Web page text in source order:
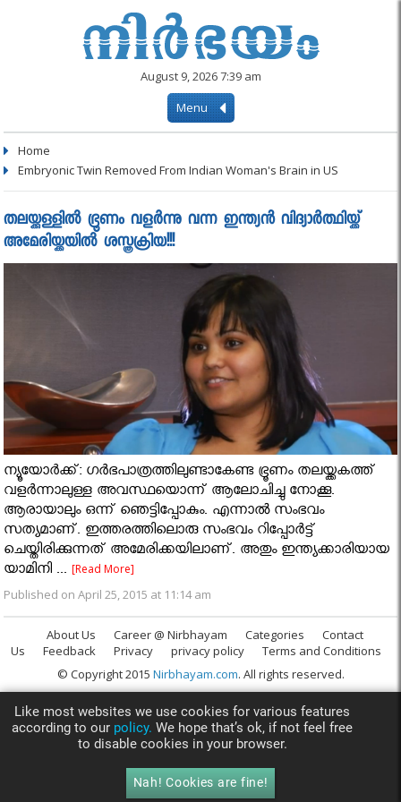
August 9, 2026 7:39 am
Menu
Home
Embryonic Twin Removed From Indian Woman's Brain in US
തലയ്ക്കുള്ളില്‍ ഭ്രൂണം വളർന്നു വന്ന ഇന്ത്യന്‍ വിദ്യാര്‍ത്ഥിയ്ക്ക്
അമേരിയ്ക്കയില്‍ ശസ്ത്രക്രിയ!!!
ന്യൂയോര്‍ക്ക്: ഗർഭപാത്രത്തിലുണ്ടാകേണ്ട ഭ്രൂണം തലയ്ക്കകത്ത്
വളർന്നാലുള്ള അവസ്ഥയൊന്ന് ആലോചിച്ചു നോക്കൂ.
ആരായാലും ഒന്ന് ഞെട്ടിപ്പോകും. എന്നാൽ സംഭവം
സത്യമാണ്. ഇത്തരത്തിലൊരു സംഭവം റിപ്പോർട്ട്
ചെയ്തിരിക്കുന്നത് അമേരിക്കയിലാണ്. അതും ഇന്ത്യക്കാരിയായ
യാമിനി ...[Read More]
Published on April 25, 2015 at 11:14 am
About Us Career @ Nirbhayam Categories
Contact
Us
Feedback Privacy privacy policy
Terms and Conditions
© Copyright 2015 Nirbhayam.com. All rights reserved.
Like most websites we use cookies for various features
according to our policy. We hope that’s ok, if not feel free
to disable cookies in your browser.
Nah! Cookies are fine!